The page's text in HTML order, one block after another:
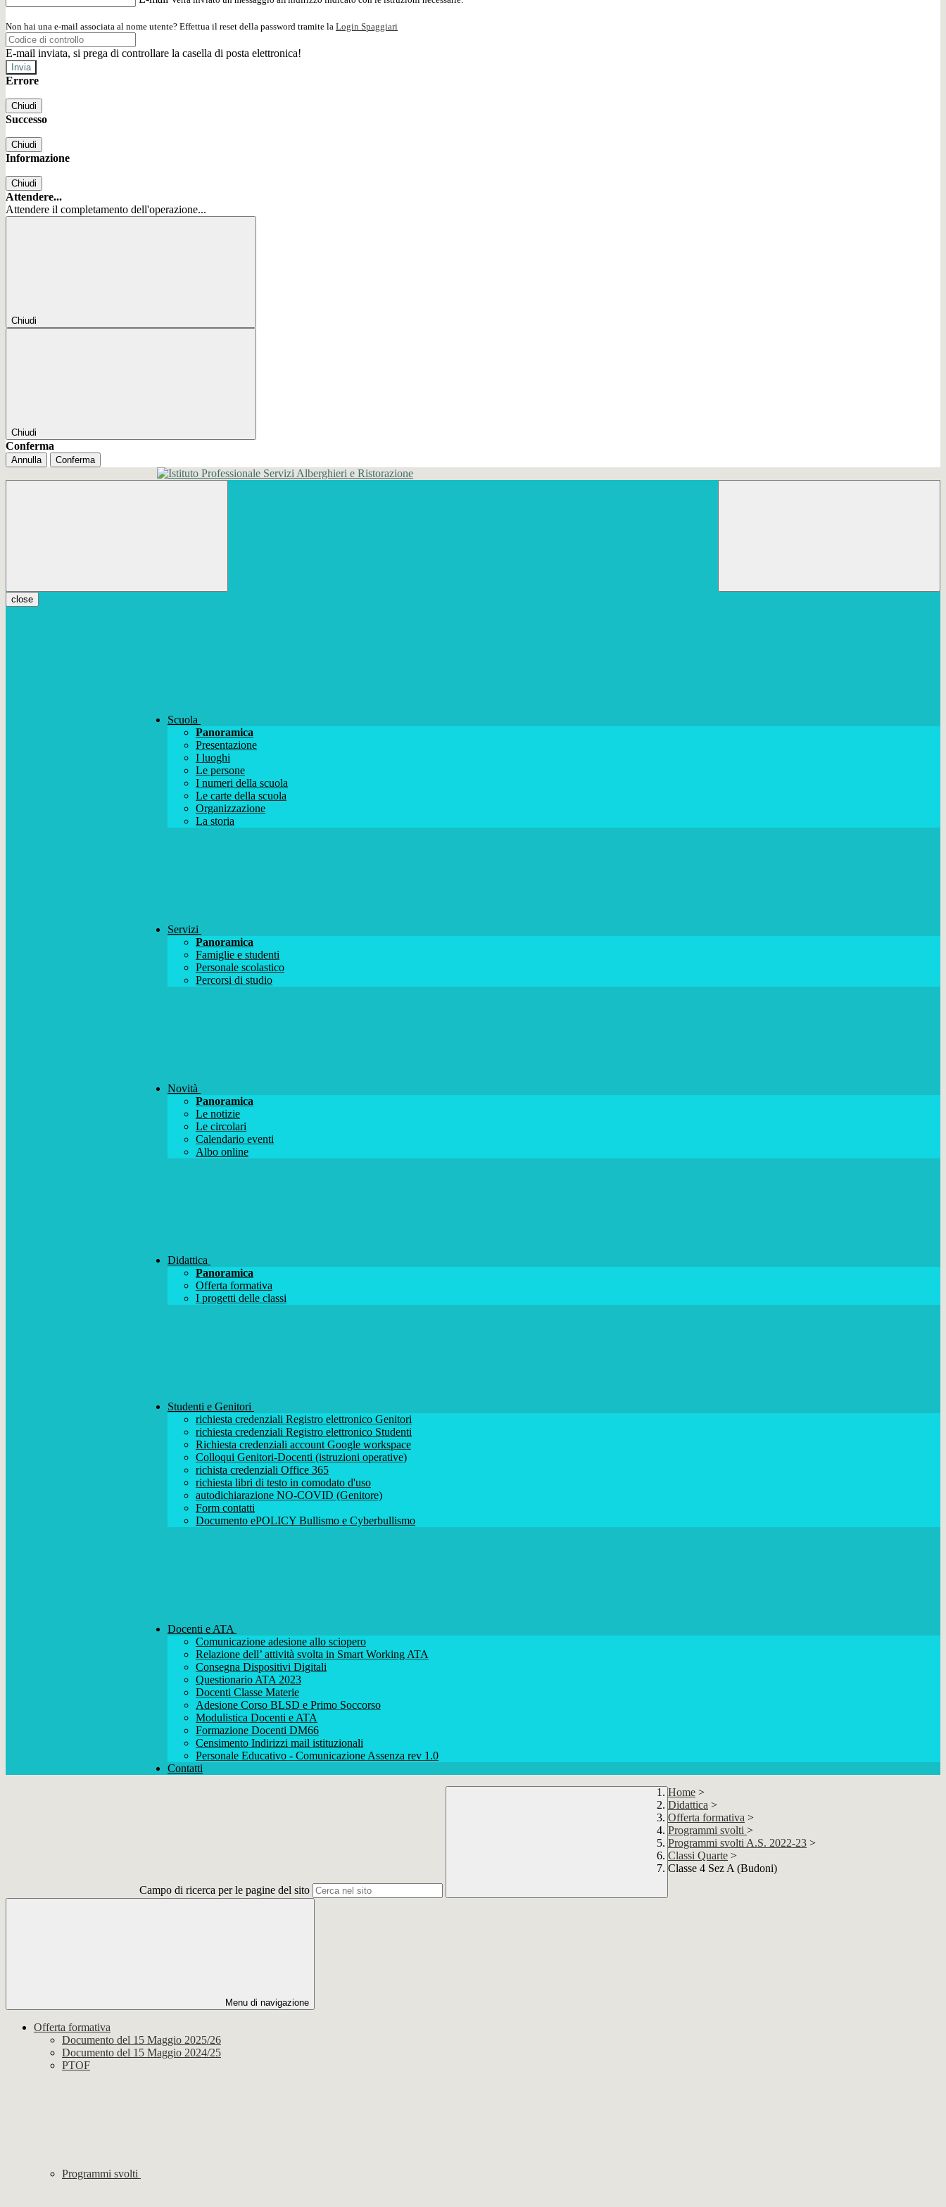
Non hai una e-mail associata al nome utente? Effettua il reset della password tramite la Login Spaggiari
E-mail inviata, si prega di controllare la casella di posta elettronica!
Errore
Chiudi
Successo
Chiudi
Informazione
Chiudi
Attendere...
Attendere il completamento dell'operazione...
Chiudi
Chiudi
Conferma
Annulla Conferma
close
Scuola
Panoramica
Presentazione
I luoghi
Le persone
I numeri della scuola
Le carte della scuola
Organizzazione
La storia
Servizi
Panoramica
Famiglie e studenti
Personale scolastico
Percorsi di studio
Novità
Panoramica
Le notizie
Le circolari
Calendario eventi
Albo online
Didattica
Panoramica
Offerta formativa
I progetti delle classi
Studenti e Genitori
richiesta credenziali Registro elettronico Genitori
richiesta credenziali Registro elettronico Studenti
Richiesta credenziali account Google workspace
Colloqui Genitori-Docenti (istruzioni operative)
richista credenziali Office 365
richiesta libri di testo in comodato d'uso
autodichiarazione NO-COVID (Genitore)
Form contatti
Documento ePOLICY Bullismo e Cyberbullismo
Docenti e ATA
Comunicazione adesione allo sciopero
Relazione dell’ attività svolta in Smart Working ATA
Consegna Dispositivi Digitali
Questionario ATA 2023
Docenti Classe Materie
Adesione Corso BLSD e Primo Soccorso
Modulistica Docenti e ATA
Formazione Docenti DM66
Censimento Indirizzi mail istituzionali
Personale Educativo - Comunicazione Assenza rev 1.0
Contatti
Campo di ricerca per le pagine del sito
Home >
Didattica >
Offerta formativa >
Programmi svolti >
Programmi svolti A.S. 2022-23 >
Classi Quarte >
Classe 4 Sez A (Budoni)
Menu di navigazione
Offerta formativa
Documento del 15 Maggio 2025/26
Documento del 15 Maggio 2024/25
PTOF
Programmi svolti